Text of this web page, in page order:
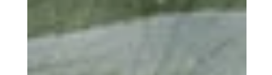
Dieses leckere und glutenfreie Sauerteigbrot wurde mithilfe eines